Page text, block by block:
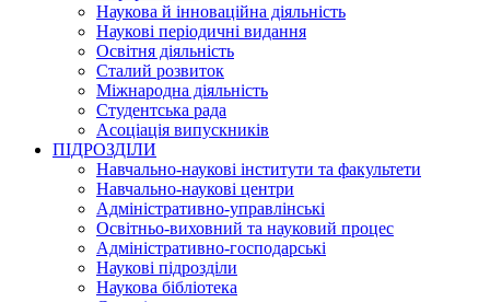
Наукова й інноваційна діяльність
Наукові періодичні видання
Освітня діяльність
Сталий розвиток
Міжнародна діяльність
Студентська рада
Асоціація випускників
ПІДРОЗДІЛИ
Навчально-наукові інститути та факультети
Навчально-наукові центри
Адміністративно-управлінські
Освітньо-виховний та науковий процес
Адміністративно-господарські
Наукові підрозділи
Наукова бібліотека